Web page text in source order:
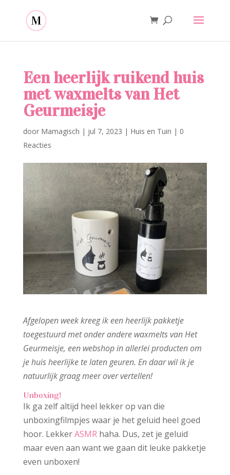
Een heerlijk ruikend huis
met waxmelts van Het
Geurmeisje
door Mamagisch | jul 7, 2023 | Huis en Tuin | 0
Reacties
Afgelopen week kreeg ik een heerlijk pakketje
toegestuurd met onder andere waxmelts van Het
Geurmeisje, een webshop in allerlei producten om
je huis heerlijke te laten geuren. En daar wil ik je
natuurlijk graag meer over vertellen!
Unboxing!
Ik ga zelf altijd heel lekker op van die
unboxingfilmpjes waar je het geluid heel goed
hoor. LekkerASMRhaha. Dus, zet je geluid
maar even aan want we gaan dit leuke pakketje
even unboxen!